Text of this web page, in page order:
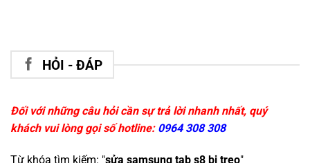
HỎI - ĐÁP
Đối với những câu hỏi cần sự trả lời nhanh nhất, quý
khách vui lòng gọi số hotline: 0964 308 308
Từ khóa tìm kiếm: "sửa samsung tab s8 bị treo"